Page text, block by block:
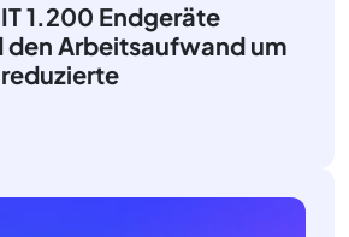
1.200 Endgeräte
den Arbeitsaufwand um